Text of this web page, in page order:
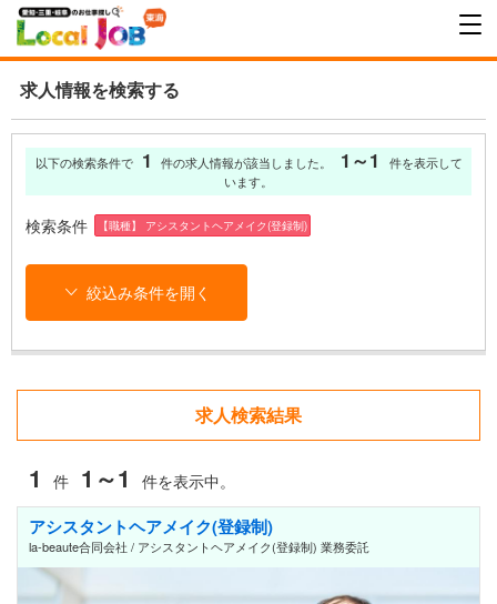
求人情報を検索する
以下の検索条件で 1 件の求人情報が該当しました。 1～1
件を表示して
います。
検索条件 【職種】 アシスタントヘアメイク(登録制)
絞込み条件を開く
求人検索結果
1 件 1～1 件を表示中。
アシスタントヘアメイク(登録制)
la-beaute合同会社 / アシスタントヘアメイク(登録制) 業務委託